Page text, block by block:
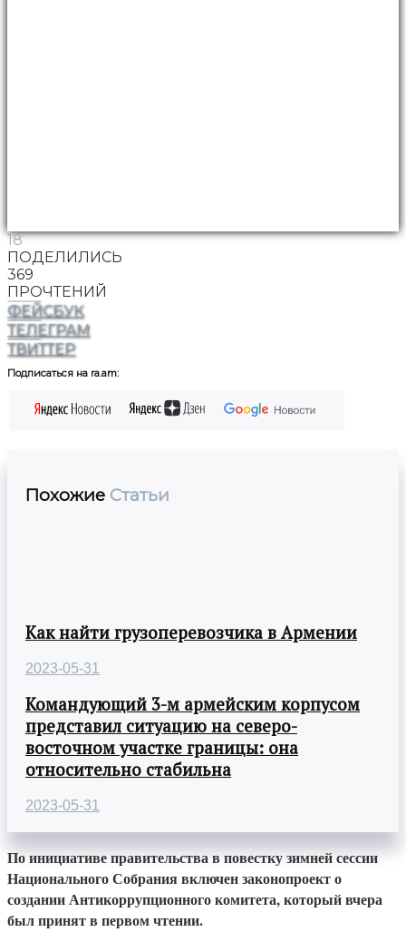
18
ПОДЕЛИЛИСЬ
369
ПРОЧТЕНИЙ
ФЕЙСБУК
ТЕЛЕГРАМ
ТВИТТЕР
Подписаться на ra.am:
Похожие Статьи
Как найти грузоперевозчика в Армении
2023-05-31
Командующий 3-м армейским корпусом
представил ситуацию на северо-
восточном участке границы: она
относительно стабильна
2023-05-31
По инициативе правительства в повестку зимней сессии
Национального Собрания включен законопроект о
создании Антикоррупционного комитета, который вчера
был принят в первом чтении.